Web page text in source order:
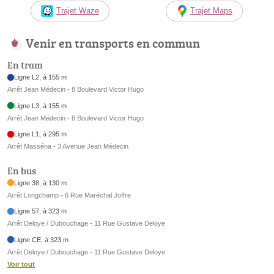
Trajet Waze Trajet Maps
Venir en transports en commun
En tram
Ligne L2, à 155 m
Arrêt Jean Médecin - 8 Boulevard Victor Hugo
Ligne L3, à 155 m
Arrêt Jean Médecin - 8 Boulevard Victor Hugo
Ligne L1, à 295 m
Arrêt Masséna - 3 Avenue Jean Médecin
En bus
Ligne 38, à 130 m
Arrêt Longchamp - 6 Rue Maréchal Joffre
Ligne 57, à 323 m
Arrêt Deloye / Dubouchage - 11 Rue Gustave Deloye
Ligne CE, à 323 m
Arrêt Deloye / Dubouchage - 11 Rue Gustave Deloye
Voir tout